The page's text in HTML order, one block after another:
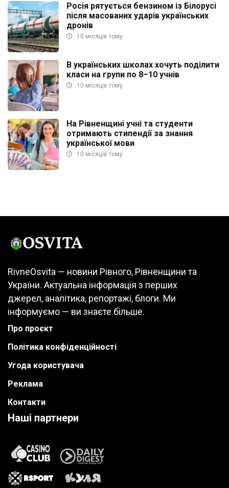
Росія рятується бензином із Білорусі
після масованих ударів українських
дронів
10 місяців тому
В українських школах хочуть поділити
класи на групи по 8–10 учнів
10 місяців тому
На Рівненщині учні та студенти
отримають стипендії за знання
української мови
10 місяців тому
RivneOsvita — новини Рівного, Рівненщини та
України. Актуальна інформація з перших
джерел, аналітика, репортажі, блоги. Ми
інформуємо — ви знаєте більше.
Про проєкт
Політика конфіденційності
Угода користувача
Реклама
Контакти
Наші партнери